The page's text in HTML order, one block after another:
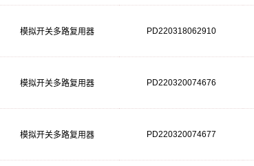
模拟开关多路复用器 PD220318062910
模拟开关多路复用器 PD220320074676
模拟开关多路复用器 PD220320074677